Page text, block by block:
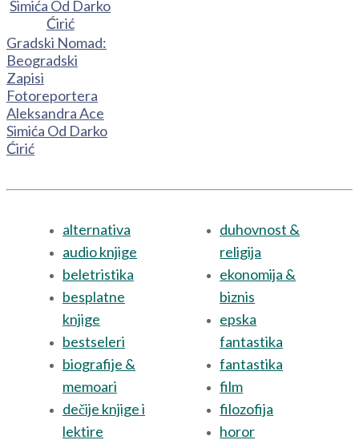
Gradski Nomad:
Beogradski
Zapisi
Fotoreportera
Aleksandra Ace
Simića Od Darko
Ćirić
alternativa
audio knjige
beletristika
besplatne
knjige
bestseleri
biografije &
memoari
dečije knjige i
lektire
duhovnost &
religija
ekonomija &
biznis
epska
fantastika
fantastika
film
filozofija
horor